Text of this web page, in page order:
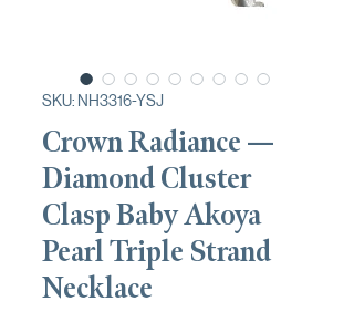
SKU: NH3316-YSJ
Crown Radiance —
Diamond Cluster
Clasp Baby Akoya
Pearl Triple Strand
Necklace